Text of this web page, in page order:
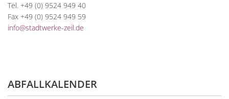
Tel. +49 (0) 9524 949 40
Fax +49 (0) 9524 949 59
info@stadtwerke-zeil.de
ABFALLKALENDER